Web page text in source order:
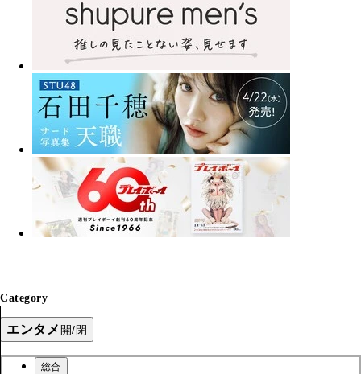
Category
エンタメ 開/閉
総合